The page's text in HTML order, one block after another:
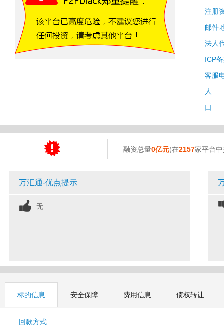
注册
邮件
法人
ICP
客服
人
口
融资总量0亿元(在2157家平台
万汇通-优点提示
无
标的信息 安全保障 费用信息 债权转让
回款方式